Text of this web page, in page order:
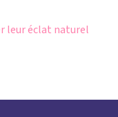
leur éclat naturel